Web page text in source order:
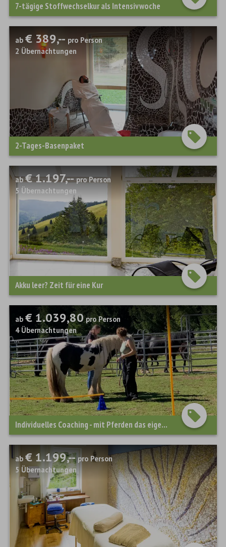
7-tägige Stoffwechselkur als Intensivwoche
2-Tages-Basenpaket
ab€ 389,-- pro Person
2 Übernachtungen
Akku leer? Zeit für eine Kur
ab€ 1.197,-- pro Person
5 Übernachtungen
Individuelles Coaching - mit Pferden das eigene Selbst stärken
ab€ 1.039,80 pro Person
4 Übernachtungen
ab€ 1.199,-- pro Person
5 Übernachtungen